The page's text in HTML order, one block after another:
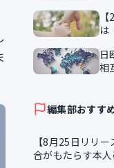
は
け
日
相
編集部おすす
【8月25日リリ
合がもたらす本